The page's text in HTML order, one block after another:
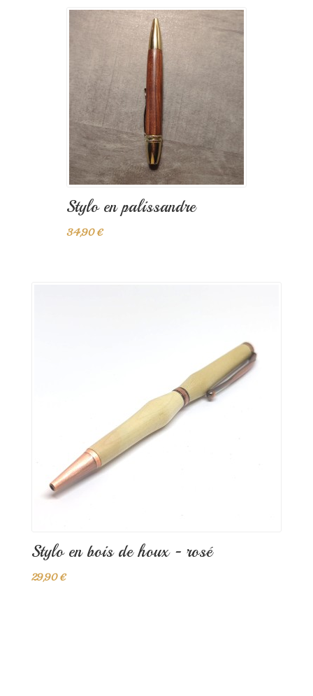
Stylo en palissandre
34,90 €
Stylo en bois de houx - rosé
29,90 €